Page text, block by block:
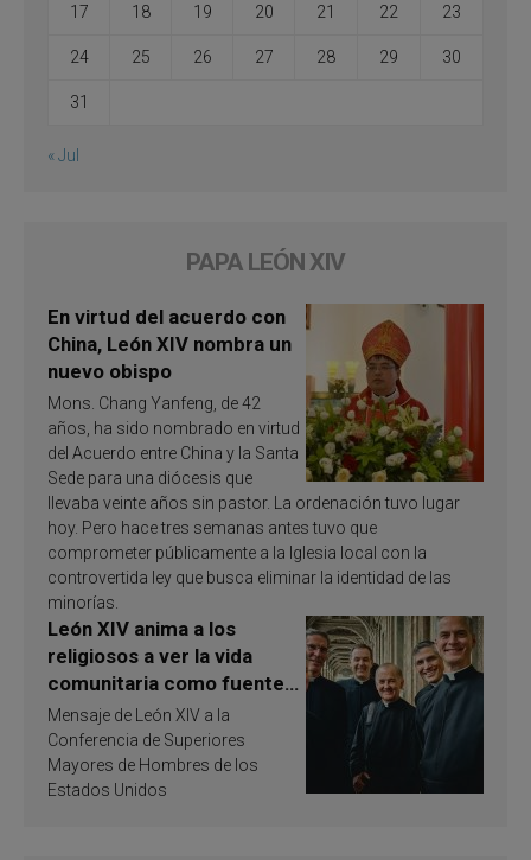
17 18 19 20 21 22 23
24 25 26 27 28 29 30
31
« Jul
PAPA LEÓN XIV
En virtud del acuerdo con
China, León XIV nombra un
nuevo obispo
Mons. Chang Yanfeng, de 42
años, ha sido nombrado en virtud
del Acuerdo entre China y la Santa
Sede para una diócesis que
llevaba veinte años sin pastor. La ordenación tuvo lugar
hoy. Pero hace tres semanas antes tuvo que
comprometer públicamente a la Iglesia local con la
controvertida ley que busca eliminar la identidad de las
minorías.
León XIV anima a los
religiosos a ver la vida
comunitaria como fuente
de inspiración y
santificación
Mensaje de León XIV a la
Conferencia de Superiores
Mayores de Hombres de los
Estados Unidos